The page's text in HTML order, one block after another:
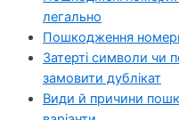
легально
Пошкодження
Затерті символи чи
замовити дублікат
Види й причини